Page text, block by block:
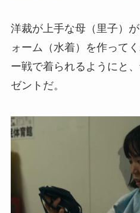
洋裁が上手な母（里子）
ォーム（水着）を作って
ー戦で着られるようにと
ゼントだ。